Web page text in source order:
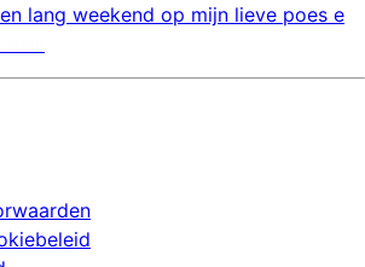
lang weekend op mijn lieve poes e